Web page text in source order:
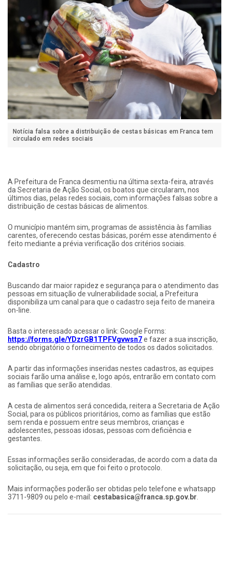
Notícia falsa sobre a distribuição de cestas básicas em Franca tem
circulado em redes sociais
A Prefeitura de Franca desmentiu na última sexta-feira, através
da Secretaria de Ação Social, os boatos que circularam, nos
últimos dias, pelas redes sociais, com informações falsas sobre a
distribuição de cestas básicas de alimentos.
O município mantém sim, programas de assistência às famílias
carentes, oferecendo cestas básicas, porém esse atendimento é
feito mediante a prévia verificação dos critérios sociais.
Cadastro
Buscando dar maior rapidez e segurança para o atendimento das
pessoas em situação de vulnerabilidade social, a Prefeitura
disponibiliza um canal para que o cadastro seja feito de maneira
on-line.
Basta o interessado acessar o link: Google Forms:
https://forms.gle/YDzrGB1TPFVgvwsn7e fazer a sua inscrição,
sendo obrigatório o fornecimento de todos os dados solicitados.
A partir das informações inseridas nestes cadastros, as equipes
sociais farão uma análise e, logo após, entrarão em contato com
as famílias que serão atendidas.
A cesta de alimentos será concedida, reitera a Secretaria de Ação
Social, para os públicos prioritários, como as famílias que estão
sem renda e possuem entre seus membros, crianças e
adolescentes, pessoas idosas, pessoas com deficiência e
gestantes.
Essas informações serão consideradas, de acordo com a data da
solicitação, ou seja, em que foi feito o protocolo.
Mais informações poderão ser obtidas pelo telefone e whatsapp
3711-9809 ou pelo e-mail: cestabasica@franca.sp.gov.br